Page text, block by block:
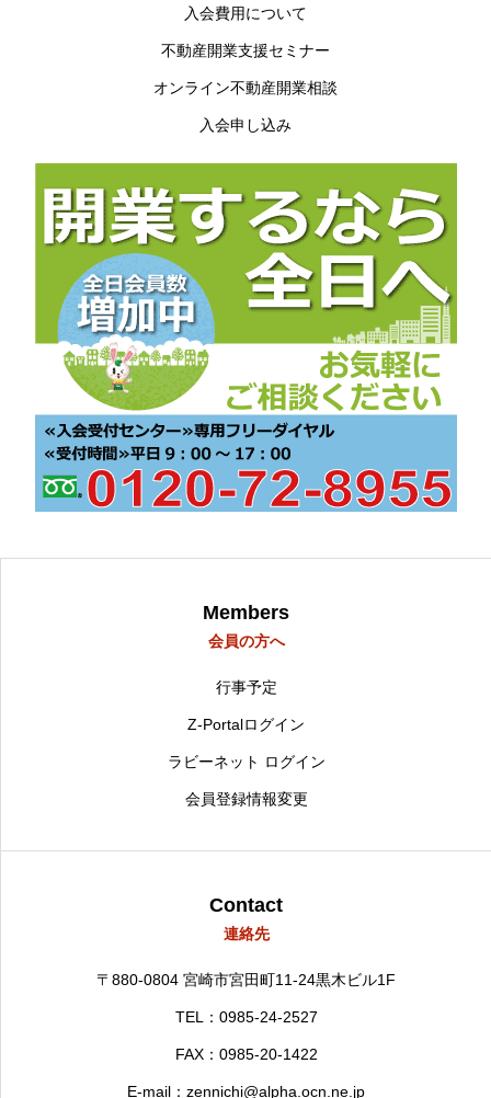
入会費用について
不動産開業支援セミナー
オンライン不動産開業相談
入会申し込み
Members
会員の方へ
行事予定
Z-Portalログイン
ラビーネット ログイン
会員登録情報変更
Contact
連絡先
〒880-0804 宮崎市宮田町11-24黒木ビル1F
TEL：0985-24-2527
FAX：0985-20-1422
E-mail：zennichi@alpha.ocn.ne.jp